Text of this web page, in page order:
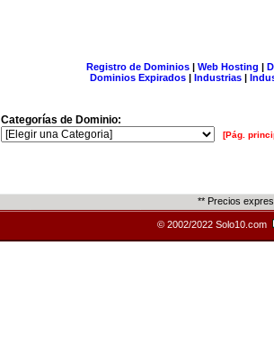
Registro de Dominios| Web Hosting |
Dominios Expirados | Industrias |
Categorías de Dominio:
[Pág.
** Precios
© 2002/2022 Solo10.com